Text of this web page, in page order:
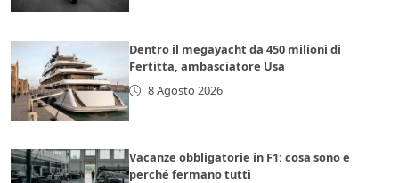
Dentro il megayacht da 450 milioni di
Fertitta, ambasciatore Usa
8 Agosto 2026
Vacanze obbligatorie in F1: cosa sono e
perché fermano tutti